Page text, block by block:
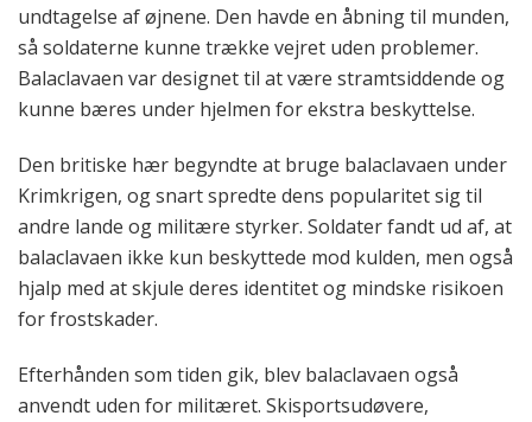
undtagelse af øjnene. Den havde en åbning til munden,
så soldaterne kunne trække vejret uden problemer.
Balaclavaen var designet til at være stramtsiddende og
kunne bæres under hjelmen for ekstra beskyttelse.
Den britiske hær begyndte at bruge balaclavaen under
Krimkrigen, og snart spredte dens popularitet sig til
andre lande og militære styrker. Soldater fandt ud af, at
balaclavaen ikke kun beskyttede mod kulden, men også
hjalp med at skjule deres identitet og mindske risikoen
for frostskader.
Efterhånden som tiden gik, blev balaclavaen også
anvendt uden for militæret. Skisportsudøvere,